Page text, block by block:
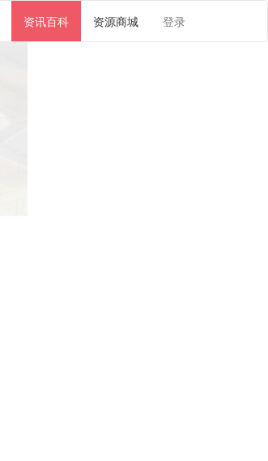
资讯百科 资源商城 登录